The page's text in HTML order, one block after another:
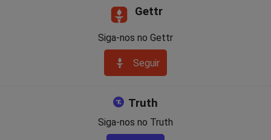
Gettr
Siga-nos no Gettr
Seguir
Truth
Siga-nos no Truth